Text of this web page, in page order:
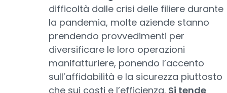
difficoltà dalle crisi delle filiere durante
la pandemia, molte aziende stanno
prendendo provvedimenti per
diversificare le loro operazioni
manifatturiere, ponendo l’accento
sull’affidabilità e la sicurezza piuttosto
che sui costi e l’efficienza. Si tende